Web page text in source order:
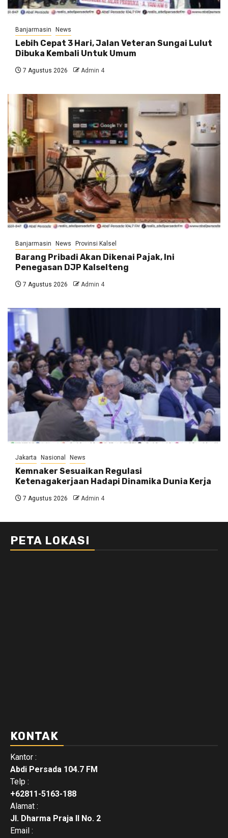
Banjarmasin News
Lebih Cepat 3 Hari, Jalan Veteran Sungai Lulut
Dibuka Kembali Untuk Umum
7 Agustus 2026 Admin 4
Banjarmasin News Provinsi Kalsel
Barang Pribadi Akan Dikenai Pajak, Ini
Penegasan DJP Kalselteng
7 Agustus 2026 Admin 4
Jakarta Nasional News
Kemnaker Sesuaikan Regulasi
Ketenagakerjaan Hadapi Dinamika Dunia Kerja
7 Agustus 2026 Admin 4
PETA LOKASI
KONTAK
Kantor :
Abdi Persada 104.7 FM
Telp :
+62811-5163-188
Alamat :
Jl. Dharma Praja II No. 2
Email :